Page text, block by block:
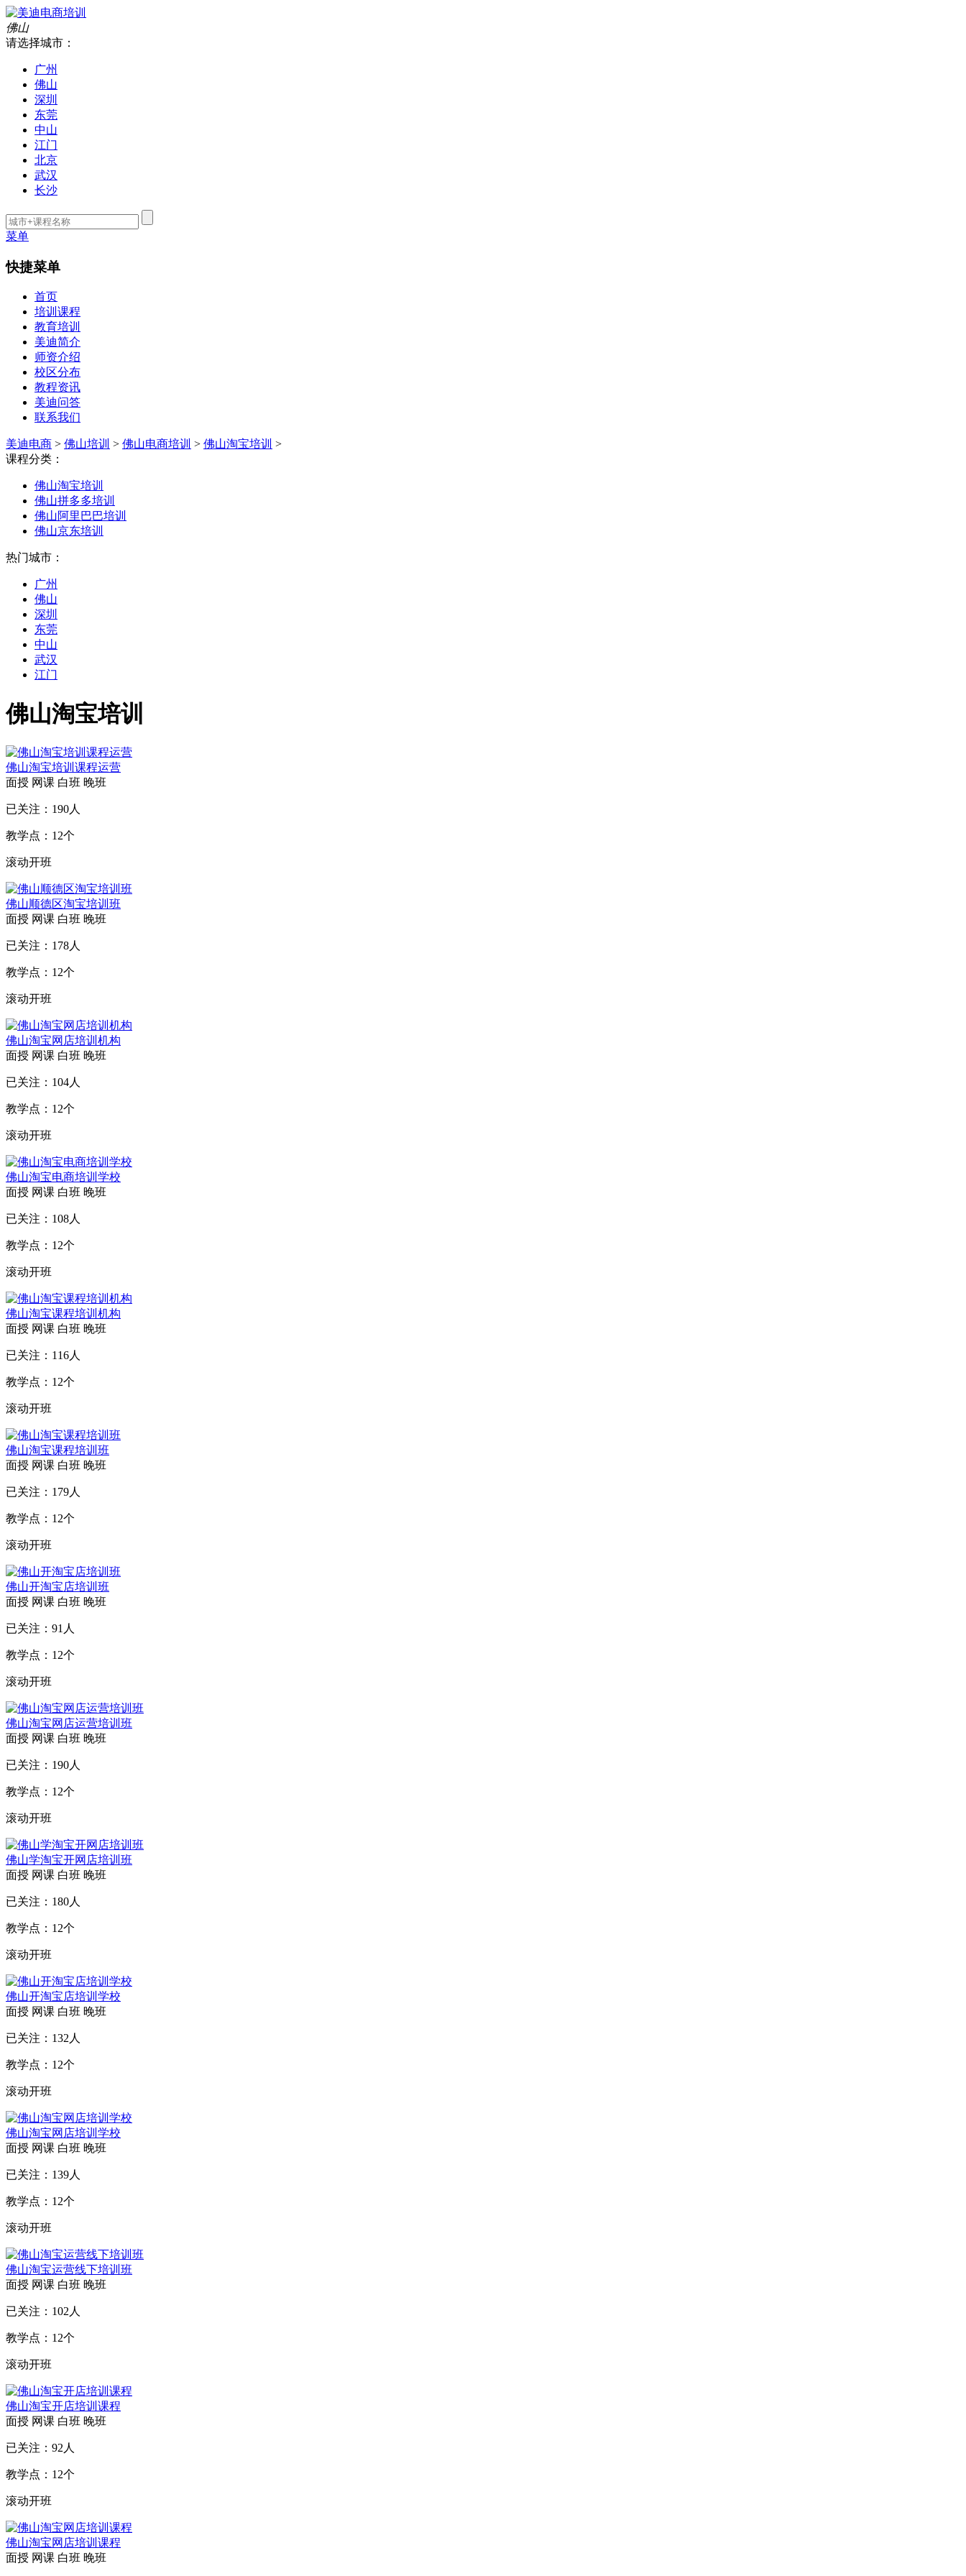
佛山
请选择城市：
广州
佛山
深圳
东莞
中山
江门
北京
武汉
长沙
菜单
快捷菜单
首页
培训课程
教育培训
美迪简介
师资介绍
校区分布
教程资讯
美迪问答
联系我们
美迪电商 > 佛山培训 > 佛山电商培训 > 佛山淘宝培训 >
课程分类：
佛山淘宝培训
佛山拼多多培训
佛山阿里巴巴培训
佛山京东培训
热门城市：
广州
佛山
深圳
东莞
中山
武汉
江门
佛山淘宝培训
佛山淘宝培训课程运营
面授 网课 白班 晚班
已关注： 190人
教学点： 12个
滚动开班
佛山顺德区淘宝培训班
面授 网课 白班 晚班
已关注： 178人
教学点： 12个
滚动开班
佛山淘宝网店培训机构
面授 网课 白班 晚班
已关注： 104人
教学点： 12个
滚动开班
佛山淘宝电商培训学校
面授 网课 白班 晚班
已关注： 108人
教学点： 12个
滚动开班
佛山淘宝课程培训机构
面授 网课 白班 晚班
已关注： 116人
教学点： 12个
滚动开班
佛山淘宝课程培训班
面授 网课 白班 晚班
已关注： 179人
教学点： 12个
滚动开班
佛山开淘宝店培训班
面授 网课 白班 晚班
已关注： 91 人
教学点： 12个
滚动开班
佛山淘宝网店运营培训班
面授 网课 白班 晚班
已关注： 190人
教学点： 12个
滚动开班
佛山学淘宝开网店培训班
面授 网课 白班 晚班
已关注： 180人
教学点： 12个
滚动开班
佛山开淘宝店培训学校
面授 网课 白班 晚班
已关注： 132 人
教学点： 12个
滚动开班
佛山淘宝网店培训学校
面授 网课 白班 晚班
已关注： 139人
教学点： 12个
滚动开班
佛山淘宝运营线下培训班
面授 网课 白班 晚班
已关注： 102 人
教学点： 12个
滚动开班
佛山淘宝开店培训课程
面授 网课 白班 晚班
已关注： 92 人
教学点： 12个
滚动开班
佛山淘宝网店培训课程
面授 网课 白班 晚班